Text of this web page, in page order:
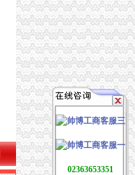
02363653351